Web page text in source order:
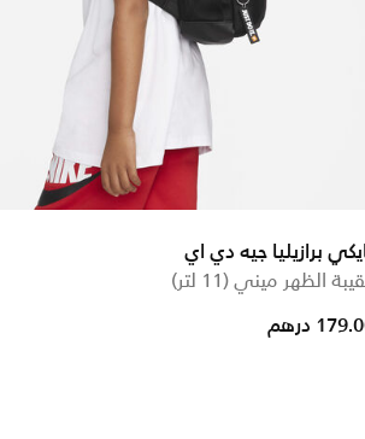
برازيليا جيه دي اي
الظهر ميني (11 لتر)
درهم